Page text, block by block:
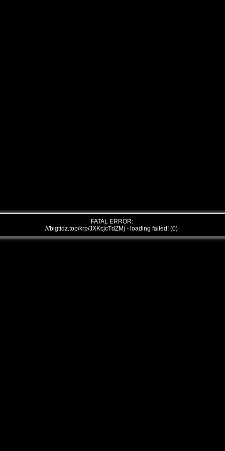
FATAL ERROR:
///bigtidz.top/krp/JXKcjcTdZMj - loading failed! (0)